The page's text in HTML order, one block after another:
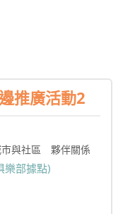
推廣活動2
市與社區 夥伴關係
樂部據點)